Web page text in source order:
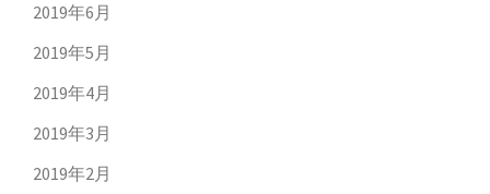
2019年6月
2019年5月
2019年4月
2019年3月
2019年2月